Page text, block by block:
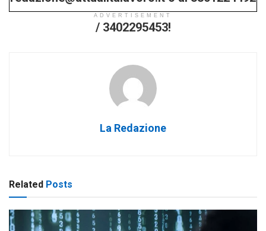
/ 3402295453!
ADVERTISEMENT
La Redazione
Related Posts